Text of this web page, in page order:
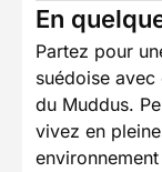
En
Partez pour
suédoise
du Muddus.
vivez en